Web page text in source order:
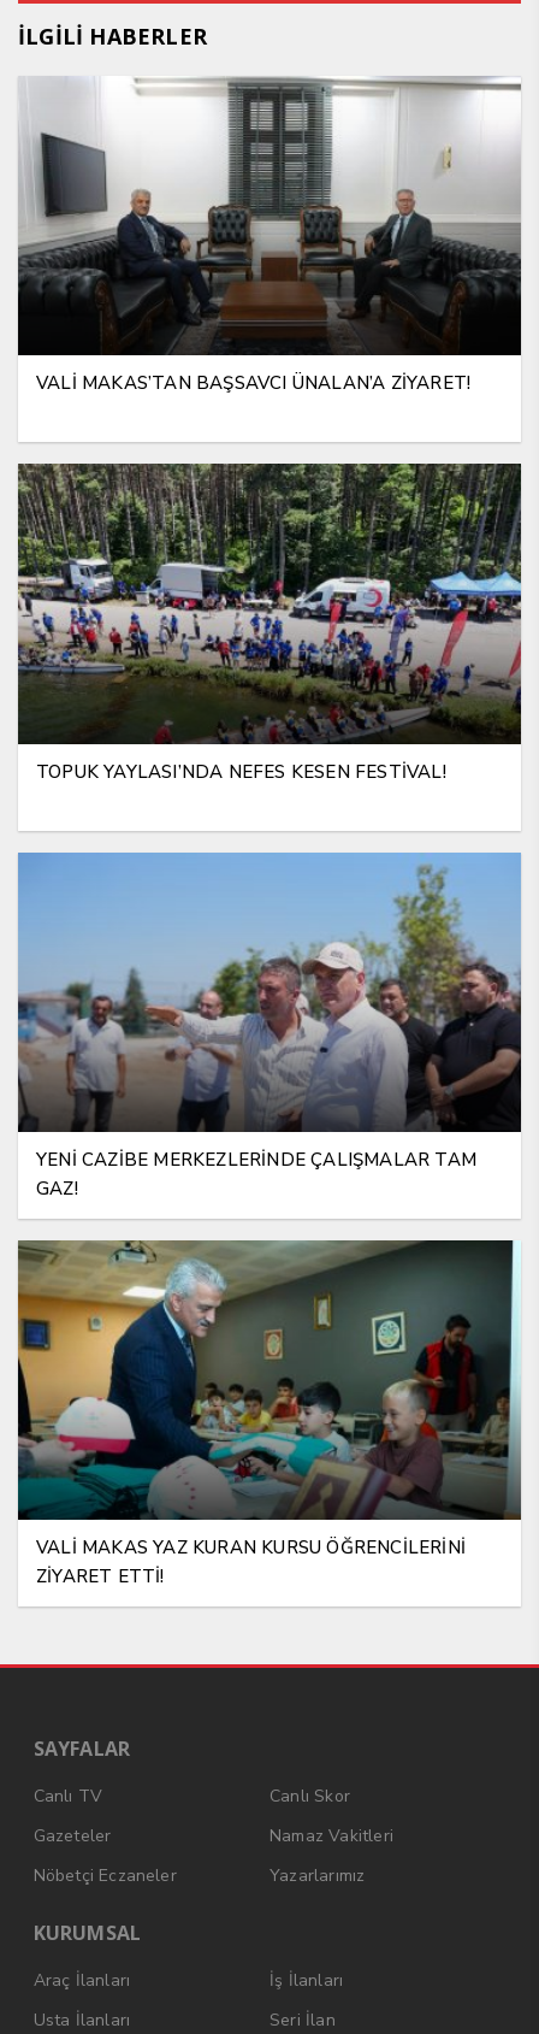
İLGİLİ HABERLER
VALİ MAKAS’TAN BAŞSAVCI ÜNALAN’A ZİYARET!
TOPUK YAYLASI’NDA NEFES KESEN FESTİVAL!
YENİ CAZİBE MERKEZLERİNDE ÇALIŞMALAR TAM
GAZ!
VALİ MAKAS YAZ KURAN KURSU ÖĞRENCİLERİNİ
ZİYARET ETTİ!
SAYFALAR
Canlı TV
Canlı Skor
Gazeteler
Namaz Vakitleri
Nöbetçi Eczaneler
Yazarlarımız
KURUMSAL
Araç İlanları
İş İlanları
Usta İlanları
Seri İlan